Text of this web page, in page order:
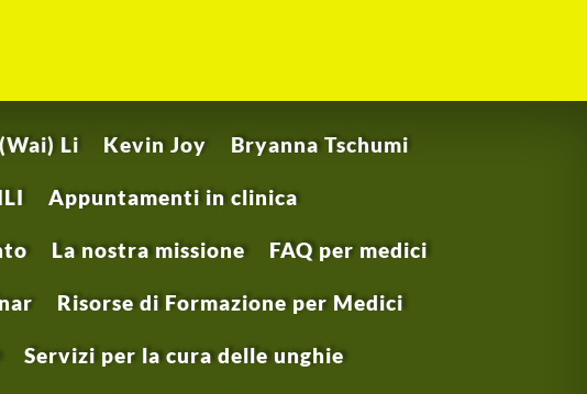
Li Kevin Joy Bryanna Tschumi
Appuntamenti in clinica
La nostra missione FAQ per medici
Risorse di Formazione per Medici
Servizi per la cura delle unghie